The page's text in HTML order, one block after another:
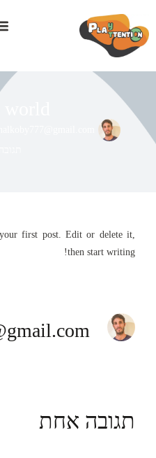
first post. Edit or delete it,
then start writing!
תגובה אחת